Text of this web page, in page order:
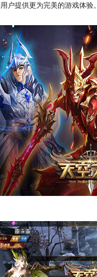
户提供更为完美的游戏体验。